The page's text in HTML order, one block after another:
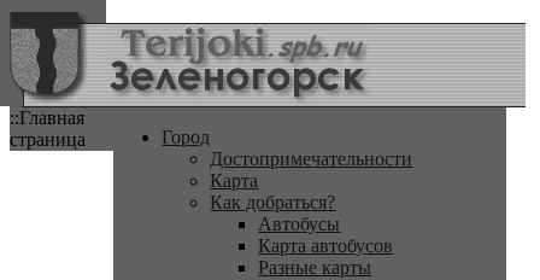
::Главная
страница
Город
Достопримечательности
Карта
Как добраться?
Автобусы
Карта автобусов
Разные карты